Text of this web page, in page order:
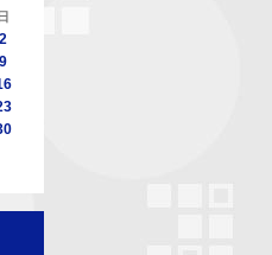
日
2
9